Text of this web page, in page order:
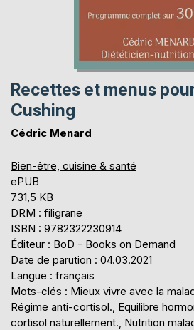
Recettes et menus
Cushing
Cédric Menard
Bien-être, cuisine & santé
ePUB
731,5 KB
DRM : filigrane
ISBN : 9782322230914
Éditeur : BoD - Books on Demand
Date de parution : 04.03.2021
Langue : français
Mots-clés : Mieux vivre avec la
Régime anti-cortisol., Equilibre
cortisol naturellement., Nutrition